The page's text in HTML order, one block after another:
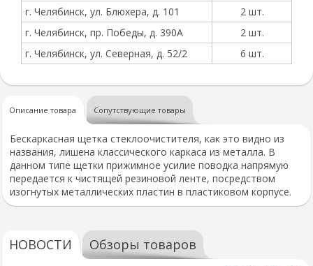
г. Челябинск, ул. Блюхера, д. 101
2 шт.
г. Челябинск, пр. Победы, д. 390А
2 шт.
г. Челябинск, ул. Северная, д. 52/2
6 шт.
Описание товара Сопутствующие товары
Бескаркасная щетка стеклоочистителя, как это видно из
названия, лишена классического каркаса из металла. В
данном типе щетки прижимное усилие поводка напрямую
передается к чистящей резиновой ленте, посредством
изогнутых металлических пластин в пластиковом корпусе.
НОВОСТИ Обзоры товаров